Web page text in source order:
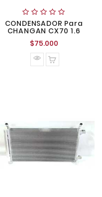
CONDENSADOR Para
CHANGAN CX70 1.6
$75.000Precio
normal